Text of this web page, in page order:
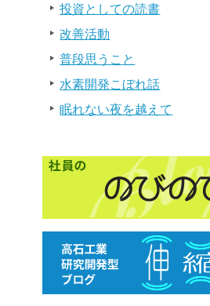
投資としての読書
改善活動
普段思うこと
水素開発こぼれ話
眠れない夜を越えて